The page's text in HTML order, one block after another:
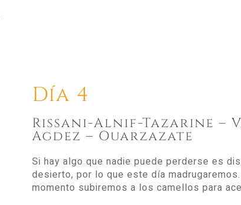
Día 4
Rissani-Alnif-Tazarine –
Agdez – Ouarzazate
Si hay algo que nadie puede perderse es
desierto, por lo que este día
momento subiremos a los camellos para